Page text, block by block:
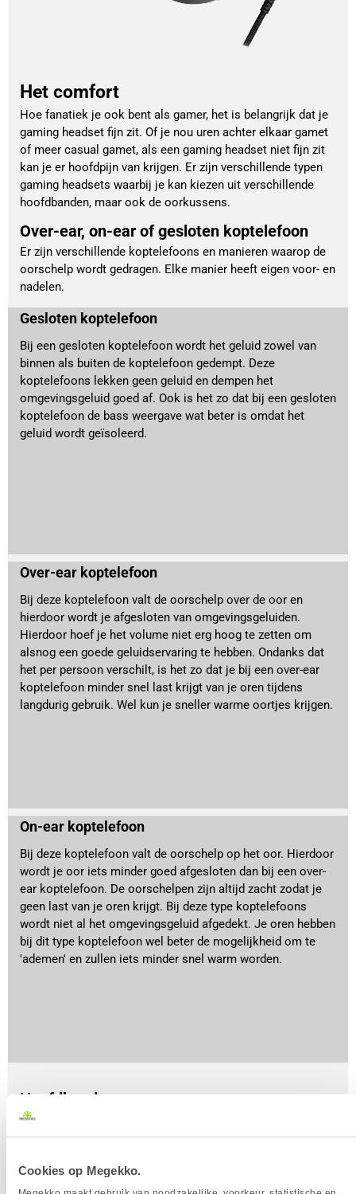
Cookies op Megekko.
Het comfort
Hoe fanatiek je ook bent als gamer, het is belangrijk dat je
gaming headset fijn zit. Of je nou uren achter elkaar gamet
of meer casual gamet, als een gaming headset niet fijn zit
kan je er hoofdpijn van krijgen. Er zijn verschillende typen
gaming headsets waarbij je kan kiezen uit verschillende
hoofdbanden, maar ook de oorkussens.
Over-ear, on-ear of gesloten koptelefoon
Er zijn verschillende koptelefoons en manieren waarop de
oorschelp wordt gedragen. Elke manier heeft eigen voor- en
nadelen.
Gesloten koptelefoon
Bij een gesloten koptelefoon wordt het geluid zowel van
binnen als buiten de koptelefoon gedempt. Deze
koptelefoons lekken geen geluid en dempen het
omgevingsgeluid goed af. Ook is het zo dat bij een gesloten
koptelefoon de bass weergave wat beter is omdat het
geluid wordt geïsoleerd.
Over-ear koptelefoon
Bij deze koptelefoon valt de oorschelp over de oor en
hierdoor wordt je afgesloten van omgevingsgeluiden.
Hierdoor hoef je het volume niet erg hoog te zetten om
alsnog een goede geluidservaring te hebben. Ondanks dat
het per persoon verschilt, is het zo dat je bij een over-ear
koptelefoon minder snel last krijgt van je oren tijdens
langdurig gebruik. Wel kun je sneller warme oortjes krijgen.
On-ear koptelefoon
Bij deze koptelefoon valt de oorschelp op het oor. Hierdoor
wordt je oor iets minder goed afgesloten dan bij een over-
ear koptelefoon. De oorschelpen zijn altijd zacht zodat je
geen last van je oren krijgt. Bij deze type koptelefoons
wordt niet al het omgevingsgeluid afgedekt. Je oren hebben
bij dit type koptelefoon wel beter de mogelijkheid om te
'ademen' en zullen iets minder snel warm worden.
Hoofdband
Er zijn twee verschillende hoofdbanden die je tegenkomt,
een vaste hoofdband en een hoofdband met een
met je hoofd wat het draaggemak bevordert, zeker bij